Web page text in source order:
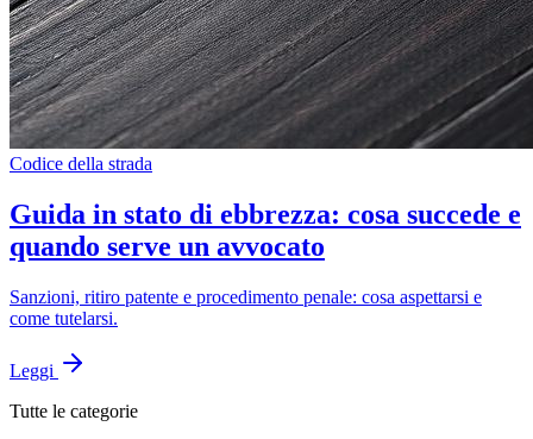
Codice della strada
Guida in stato di ebbrezza: cosa succede e
quando serve un avvocato
Sanzioni, ritiro patente e procedimento penale: cosa aspettarsi e
come tutelarsi.
Leggi
Tutte le categorie